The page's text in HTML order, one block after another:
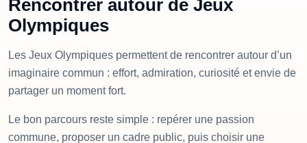
Rencontrer autour de Jeux
Olympiques
Les Jeux Olympiques permettent de rencontrer autour d’un
imaginaire commun : effort, admiration, curiosité et envie de
partager un moment fort.
Le bon parcours reste simple : repérer une passion
commune, proposer un cadre public, puis choisir une